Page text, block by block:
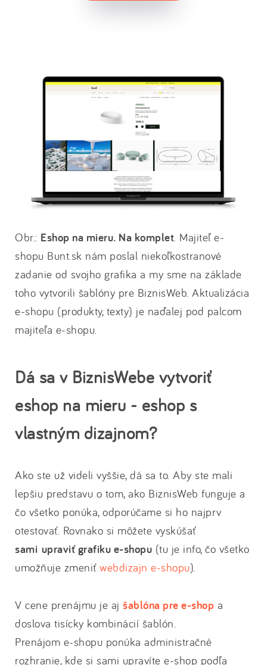
Obr.: Eshop na mieru. Na komplet . Majiteľ e-
shopu Bunt.sk nám poslal niekoľkostranové
zadanie od svojho grafika a my sme na základe
toho vytvorili šablóny pre BiznisWeb. Aktualizácia
e-shopu (produkty, texty) je naďalej pod palcom
majiteľa e-shopu.
Dá sa v BiznisWebe vytvoriť
eshop na mieru - eshop s
vlastným dizajnom?
Ako ste už videli vyššie, dá sa to. Aby ste mali
lepšiu predstavu o tom, ako BiznisWeb funguje a
čo všetko ponúka, odporúčame si ho najprv
otestovať. Rovnako si môžete vyskúšať
sami upraviť grafiku e-shopu (tu je info, čo všetko
umožňuje zmeniť webdizajn e-shopu).
V cene prenájmu je aj šablóna pre e-shop a
doslova tisícky kombinácií šablón.
Prenájom e-shopu ponúka administračné
rozhranie, kde si sami upravíte e-shop podľa